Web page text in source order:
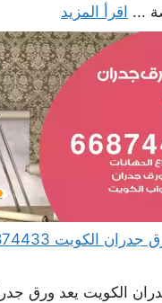
... اقرأ المزيد
الكويت يعد ورق